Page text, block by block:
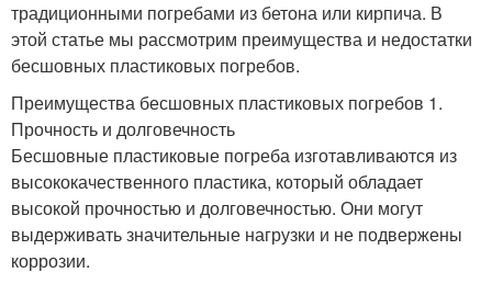
традиционными погребами из бетона или кирпича. В
этой статье мы рассмотрим преимущества и недостатки
бесшовных пластиковых погребов.
Преимущества бесшовных пластиковых погребов 1.
Прочность и долговечность
Бесшовные пластиковые погреба изготавливаются из
высококачественного пластика, который обладает
высокой прочностью и долговечностью. Они могут
выдерживать значительные нагрузки и не подвержены
коррозии.